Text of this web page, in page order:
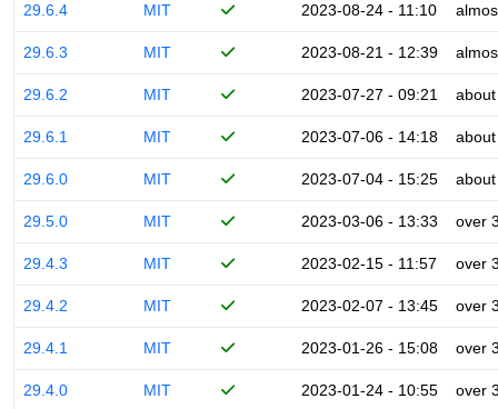
29.6.4 MIT 2023-08-24 - 11:10
29.6.3 MIT 2023-08-21 - 12:39
29.6.2 MIT 2023-07-27 - 09:21
29.6.1 MIT 2023-07-06 - 14:18
29.6.0 MIT 2023-07-04 - 15:25
29.5.0 MIT 2023-03-06 - 13:33 over
29.4.3 MIT 2023-02-15 - 11:57 over
29.4.2 MIT 2023-02-07 - 13:45 over
29.4.1 MIT 2023-01-26 - 15:08 over
29.4.0 MIT 2023-01-24 - 10:55 over